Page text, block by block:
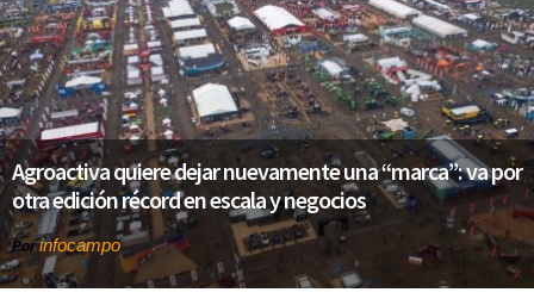
Agroactiva quiere dejar nuevamente una “marca”: va por
otra edición récord en escala y negocios
Porinfocampo